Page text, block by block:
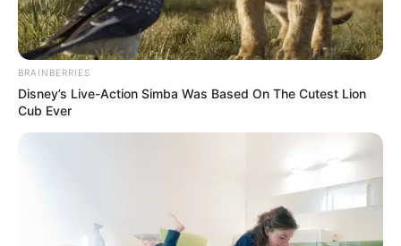
BRAINBERRIES
Disney’s Live-Action Simba Was Based On The Cutest Lion
Cub Ever